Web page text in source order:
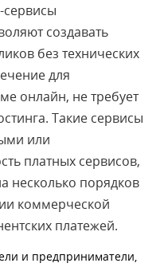
сервисы
создавать
без технических
для
онлайн, не требует
Такие сервисы
или
платных сервисов,
несколько порядков
коммерческой
платежей.
и предприниматели,